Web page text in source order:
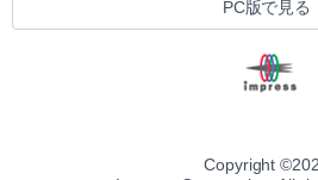
PC版で見る
Copyright ©